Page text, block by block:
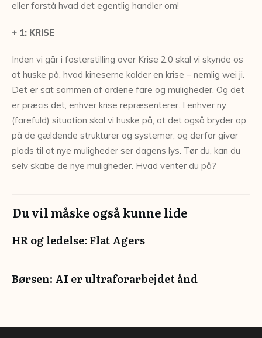
eller forstå hvad det egentlig handler om!
+ 1: KRISE
Inden vi går i fosterstilling over Krise 2.0 skal vi skynde os
at huske på, hvad kineserne kalder en krise – nemlig wei ji.
Det er sat sammen af ordene fare og muligheder. Og det
er præcis det, enhver krise repræsenterer. I enhver ny
(farefuld) situation skal vi huske på, at det også bryder op
på de gældende strukturer og systemer, og derfor giver
plads til at nye muligheder ser dagens lys. Tør du, kan du
selv skabe de nye muligheder. Hvad venter du på?
Du vil måske også kunne lide
HR og ledelse: Flat Agers
Børsen: AI er ultraforarbejdet ånd